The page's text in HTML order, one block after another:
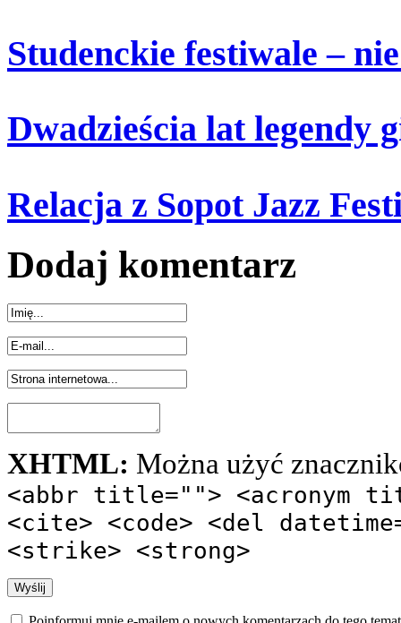
Studenckie festiwale –
Dwadzieścia lat legendy
Relacja z Sopot Jazz
Dodaj komentarz
XHTML: Można użyć
<abbr title=""> <acronym
<cite> <code> <del
<strike> <strong>